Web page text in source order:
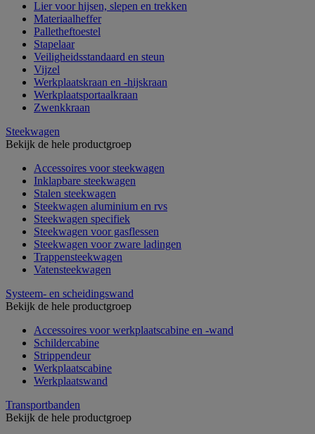
Lier voor hijsen, slepen en trekken
Materiaalheffer
Palletheftoestel
Stapelaar
Veiligheidsstandaard en steun
Vijzel
Werkplaatskraan en -hijskraan
Werkplaatsportaalkraan
Zwenkkraan
Steekwagen
Bekijk de hele productgroep
Accessoires voor steekwagen
Inklapbare steekwagen
Stalen steekwagen
Steekwagen aluminium en rvs
Steekwagen specifiek
Steekwagen voor gasflessen
Steekwagen voor zware ladingen
Trappensteekwagen
Vatensteekwagen
Systeem- en scheidingswand
Bekijk de hele productgroep
Accessoires voor werkplaatscabine en -wand
Schildercabine
Strippendeur
Werkplaatscabine
Werkplaatswand
Transportbanden
Bekijk de hele productgroep